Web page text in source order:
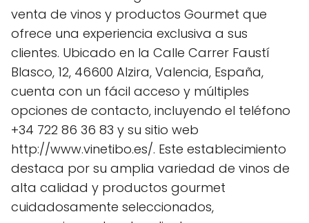
venta de vinos y productos Gourmet que
ofrece una experiencia exclusiva a sus
clientes. Ubicado en la Calle Carrer Faustí
Blasco, 12, 46600 Alzira, Valencia, España,
cuenta con un fácil acceso y múltiples
opciones de contacto, incluyendo el teléfono
+34 722 86 36 83 y su sitio web
http://www.vinetibo.es/. Este establecimiento
destaca por su amplia variedad de vinos de
alta calidad y productos gourmet
cuidadosamente seleccionados,